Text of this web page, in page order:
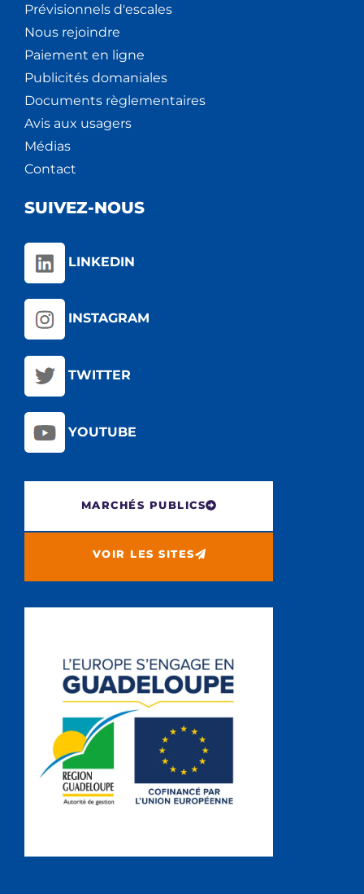
Prévisionnels d'escales
Nous rejoindre
Paiement en ligne
Publicités domaniales
Documents règlementaires
Avis aux usagers
Médias
Contact
SUIVEZ-NOUS
LINKEDIN
INSTAGRAM
TWITTER
YOUTUBE
MARCHÉS PUBLICS
VOIR LES SITES